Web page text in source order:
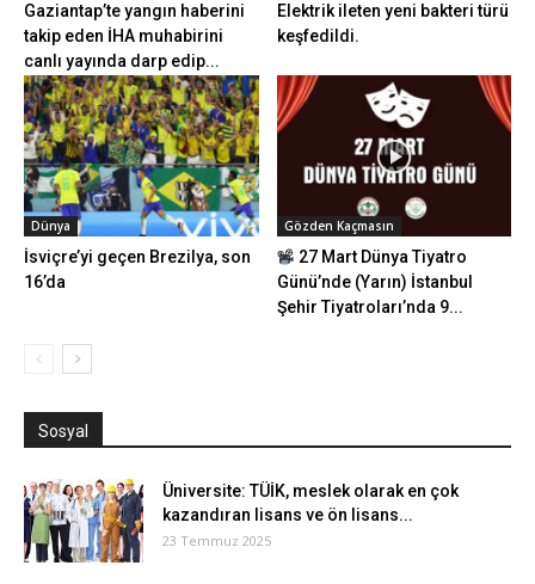
Gaziantap’te yangın haberini
takip eden İHA muhabirini
canlı yayında darp edip...
Elektrik ileten yeni bakteri türü
keşfedildi.
Dünya
İsviçre’yi geçen Brezilya, son
16’da
Gözden Kaçmasın
27 Mart Dünya Tiyatro
Günü’nde (Yarın) İstanbul
Şehir Tiyatroları’nda 9...
Sosyal
Üniversite: TÜİK, meslek olarak en çok
kazandıran lisans ve ön lisans...
23 Temmuz 2025